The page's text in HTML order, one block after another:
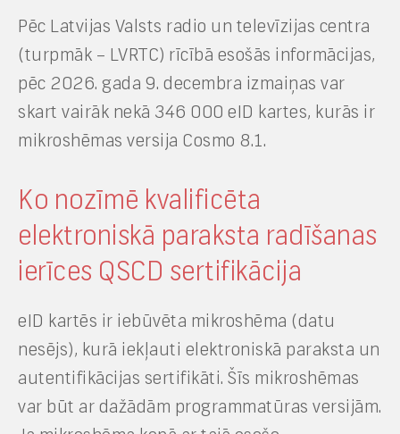
Pēc Latvijas Valsts radio un televīzijas centra
(turpmāk – LVRTC) rīcībā esošās informācijas,
pēc 2026. gada 9. decembra izmaiņas var
skart vairāk nekā 346 000 eID kartes, kurās ir
mikroshēmas versija Cosmo 8.1.
Ko nozīmē kvalificēta
elektroniskā paraksta radīšanas
ierīces QSCD sertifikācija
eID kartēs ir iebūvēta mikroshēma (datu
nesējs), kurā iekļauti elektroniskā paraksta un
autentifikācijas sertifikāti. Šīs mikroshēmas
var būt ar dažādām programmatūras versijām.